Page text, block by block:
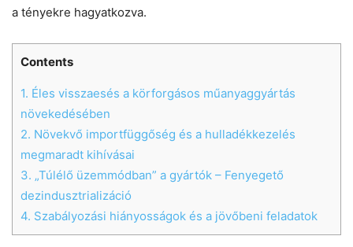
a tényekre hagyatkozva.
Contents
1. Éles visszaesés a körforgásos műanyaggyártás
növekedésében
2. Növekvő importfüggőség és a hulladékkezelés
megmaradt kihívásai
3. „Túlélő üzemmódban” a gyártók – Fenyegető
dezindusztrializáció
4. Szabályozási hiányosságok és a jövőbeni feladatok
Chat
Helló! Miben segíthetek ma?